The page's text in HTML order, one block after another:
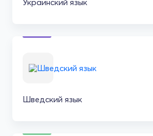
Украинский язык
Шведский язык